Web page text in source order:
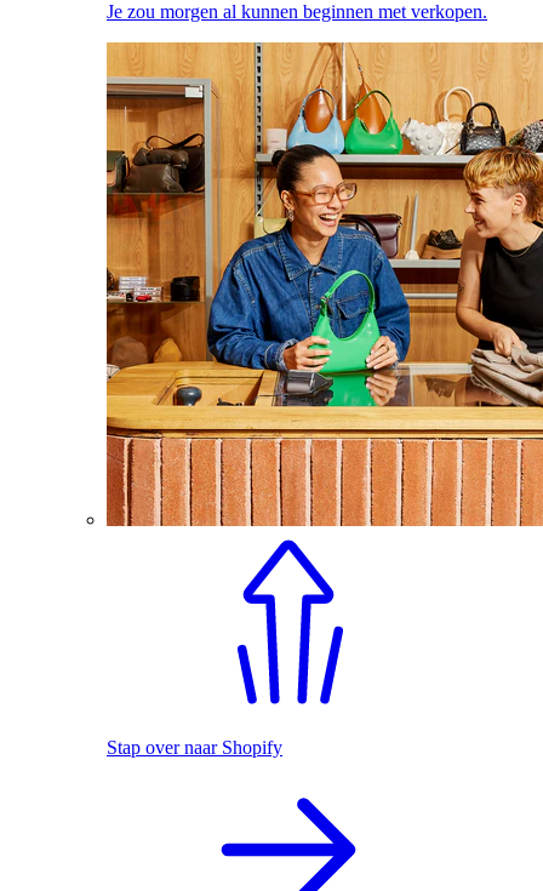
Je zou morgen al kunnen beginnen met verkopen.
Stap over naar Shopify